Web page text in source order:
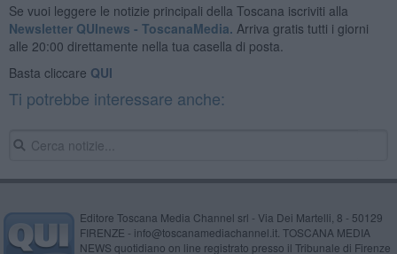
Se vuoi leggere le notizie principali della Toscana iscriviti alla
Newsletter QUInews - ToscanaMedia. Arriva gratis tutti i giorni
alle 20:00 direttamente nella tua casella di posta.
Basta cliccare QUI
Ti potrebbe interessare anche:
Editore Toscana Media Channel srl - Via Dei Martelli, 8 - 50129
FIRENZE - info@toscanamediachannel.it. TOSCANA MEDIA
NEWS quotidiano on line registrato presso il Tribunale di Firenze